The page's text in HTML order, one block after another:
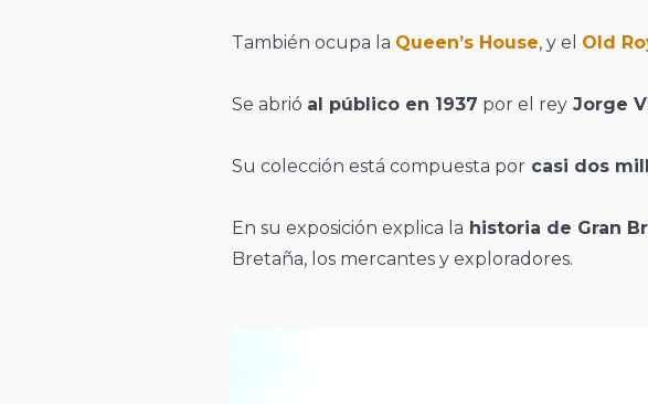
También ocupa la Queen’s House, y el Old
Se abrió al público en 1937 por el rey Jorge
Su colección está compuesta por casi dos
En su exposición explica la historia de Gran
Bretaña, los mercantes y exploradores.